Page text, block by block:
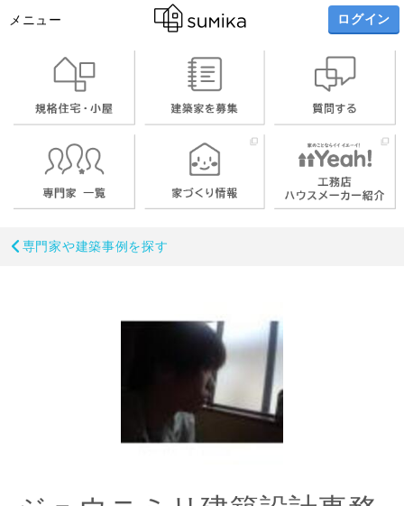
メニュー ログイン
専門家や建築事例を探す